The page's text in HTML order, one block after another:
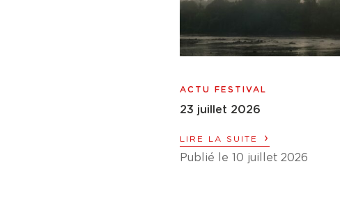
ACTU FESTIVAL
23 juillet 2026
LIRE LA SUITE ›
Publié le 10 juillet 2026